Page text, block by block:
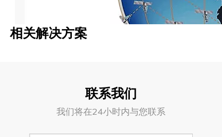
相关解决方案
联系我们
我们将在24小时内与您联系